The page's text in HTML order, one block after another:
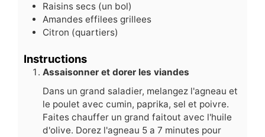
Raisins secs (un bol)
Amandes effilees grillees
Citron (quartiers)
Instructions
Assaisonner et dorer les viandes
Dans un grand saladier, melangez l'agneau et
le poulet avec cumin, paprika, sel et poivre.
Faites chauffer un grand faitout avec l'huile
d'olive. Dorez l'agneau 5 a 7 minutes pour